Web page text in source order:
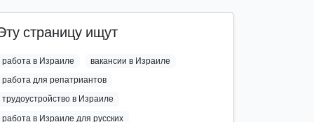
страницу ищут
работа в Израиле
вакансии в Израиле
работа для репатриантов
трудоустройство в Израиле
работа в Израиле для русских